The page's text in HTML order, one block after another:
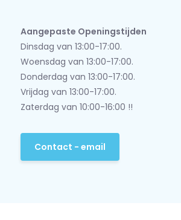
Aangepaste Openingstijden
Dinsdag van 13:00-17:00.
Woensdag van 13:00-17:00.
Donderdag van 13:00-17:00.
Vrijdag van 13:00-17:00.
Zaterdag van 10:00-16:00 !!
Contact - email